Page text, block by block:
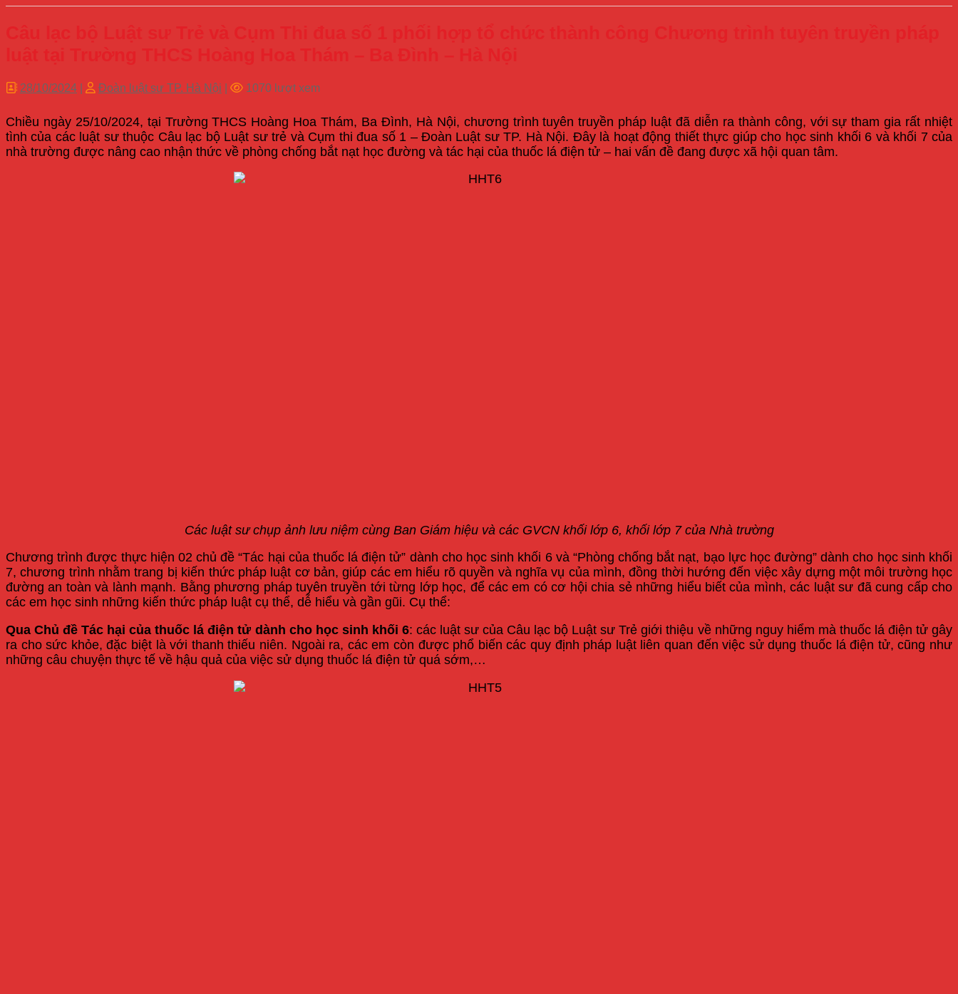
28/10/2024 Đoàn luật sư TP. Hà Nội 1070 lượt xem
Chiều ngày 25/10/2024, tại Trường THCS Hoàng Hoa Thám, Ba Đình, Hà Nội, chương trình tuyên truyền pháp luật đã diễn ra thành công, với sự tham gia rất nhiệt
tình của các luật sư thuộc Câu lạc bộ Luật sư trẻ và Cụm thi đua số 1 – Đoàn Luật sư TP. Hà Nội. Đây là hoạt động thiết thực giúp cho học sinh khối 6 và khối 7 của
nhà trường được nâng cao nhận thức về phòng chống bắt nạt học đường và tác hại của thuốc lá điện tử – hai vấn đề đang được xã hội quan tâm.
Các luật sư chụp ảnh lưu niệm cùng Ban Giám hiệu và các GVCN khối lớp 6, khối lớp 7 của Nhà trường
Chương trình được thực hiện 02 chủ đề “Tác hại của thuốc lá điện tử” dành cho học sinh khối 6 và “Phòng chống bắt nạt, bạo lực học đường” dành cho học sinh khối
7, chương trình nhằm trang bị kiến thức pháp luật cơ bản, giúp các em hiểu rõ quyền và nghĩa vụ của mình, đồng thời hướng đến việc xây dựng một môi trường học
đường an toàn và lành mạnh. Bằng phương pháp tuyên truyền tới từng lớp học, để các em có cơ hội chia sẻ những hiểu biết của mình, các luật sư đã cung cấp cho
các em học sinh những kiến thức pháp luật cụ thể, dễ hiểu và gần gũi. Cụ thể:
Qua Chủ đề Tác hại của thuốc lá điện tử dành cho học sinh khối 6: các luật sư của Câu lạc bộ Luật sư Trẻ giới thiệu về những nguy hiểm mà thuốc lá điện tử gây
ra cho sức khỏe, đặc biệt là với thanh thiếu niên. Ngoài ra, các em còn được phổ biến các quy định pháp luật liên quan đến việc sử dụng thuốc lá điện tử, cũng như
những câu chuyện thực tế về hậu quả của việc sử dụng thuốc lá điện tử quá sớm,…